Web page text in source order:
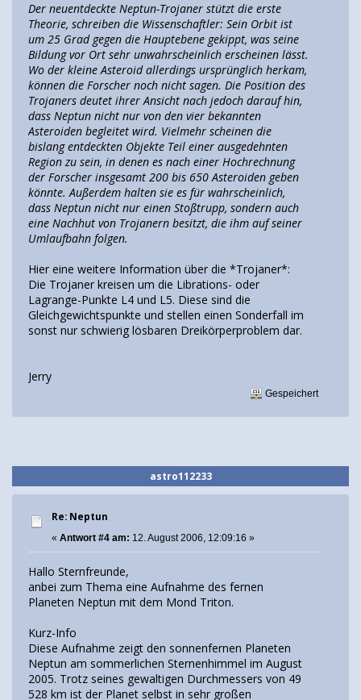
Der neuentdeckte Neptun-Trojaner stützt die erste
Theorie, schreiben die Wissenschaftler: Sein Orbit ist
um 25 Grad gegen die Hauptebene gekippt, was seine
Bildung vor Ort sehr unwahrscheinlich erscheinen lässt.
Wo der kleine Asteroid allerdings ursprünglich herkam,
können die Forscher noch nicht sagen. Die Position des
Trojaners deutet ihrer Ansicht nach jedoch darauf hin,
dass Neptun nicht nur von den vier bekannten
Asteroiden begleitet wird. Vielmehr scheinen die
bislang entdeckten Objekte Teil einer ausgedehnten
Region zu sein, in denen es nach einer Hochrechnung
der Forscher insgesamt 200 bis 650 Asteroiden geben
könnte. Außerdem halten sie es für wahrscheinlich,
dass Neptun nicht nur einen Stoßtrupp, sondern auch
eine Nachhut von Trojanern besitzt, die ihm auf seiner
Umlaufbahn folgen.
Hier eine weitere Information über die *Trojaner*:
Die Trojaner kreisen um die Librations- oder
Lagrange-Punkte L4 und L5. Diese sind die
Gleichgewichtspunkte und stellen einen Sonderfall im
sonst nur schwierig lösbaren Dreikörperproblem dar.
Jerry
Gespeichert
astro112233
Re: Neptun
« Antwort #4 am: 12. August 2006, 12:09:16 »
Hallo Sternfreunde,
anbei zum Thema eine Aufnahme des fernen
Planeten Neptun mit dem Mond Triton.
Kurz-Info
Diese Aufnahme zeigt den sonnenfernen Planeten
Neptun am sommerlichen Sternenhimmel im August
2005. Trotz seines gewaltigen Durchmessers von 49
528 km ist der Planet selbst in sehr großen